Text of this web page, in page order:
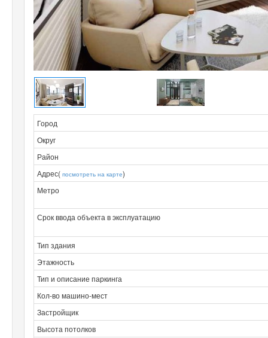
Город
Округ
Район
Адрес( посмотреть на карте)
Метро
Срок ввода объекта в эксплуатацию
Тип здания
Этажность
Тип и описание паркинга
Кол-во машино-мест
Застройщик
Высота потолков